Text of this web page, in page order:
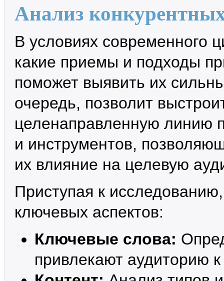
Анализ
В условиях современного
какие приемы и подходы
поможет выявить их
очередь, позволит
целенаправленную линию
и инструментов,
их влияние на целевую
Приступая к
ключевых аспектов:
Ключевые слова:
привлекают аудиторию